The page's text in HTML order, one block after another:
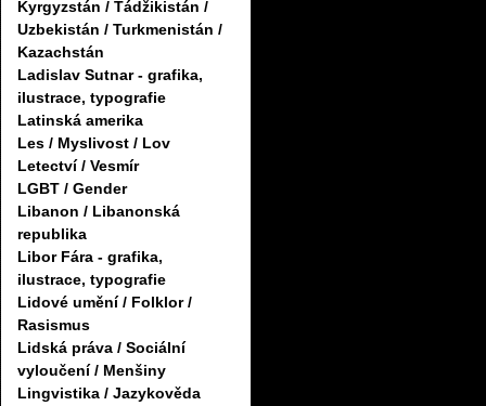
Kyrgyzstán / Tádžikistán /
Uzbekistán / Turkmenistán /
Kazachstán
Ladislav Sutnar - grafika,
ilustrace, typografie
Latinská amerika
Les / Myslivost / Lov
Letectví / Vesmír
LGBT / Gender
Libanon / Libanonská
republika
Libor Fára - grafika,
ilustrace, typografie
Lidové umění / Folklor /
Rasismus
Lidská práva / Sociální
vyloučení / Menšiny
Lingvistika / Jazykověda